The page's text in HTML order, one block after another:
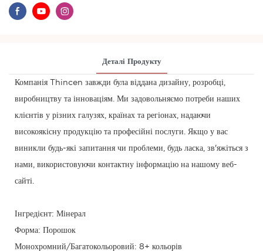
Деталі Продукту
Компанія Thincen завжди була віддана дизайну, розробці,
виробництву та інноваціям. Ми задовольняємо потреби наших
клієнтів у різних галузях, країнах та регіонах, надаючи
високоякісну продукцію та професійні послуги. Якщо у вас
виникли будь-які запитання чи проблеми, будь ласка, зв'яжіться з
нами, використовуючи контактну інформацію на нашому веб-
сайті.
Інгредієнт: Мінерал
Форма: Порошок
Монохромний/Багатокольоровий: 8+ кольорів